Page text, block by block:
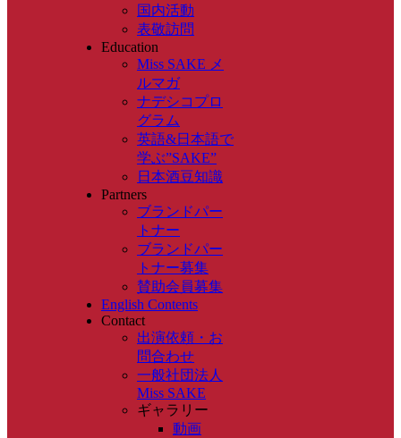
国内活動
表敬訪問
Education
Miss SAKE メ
ルマガ
ナデシコプロ
グラム
英語&日本語で
学ぶ”SAKE”
日本酒豆知識
Partners
ブランドパー
トナー
ブランドパー
トナー募集
賛助会員募集
English Contents
Contact
出演依頼・お
問合わせ
一般社団法人
Miss SAKE
ギャラリー
動画